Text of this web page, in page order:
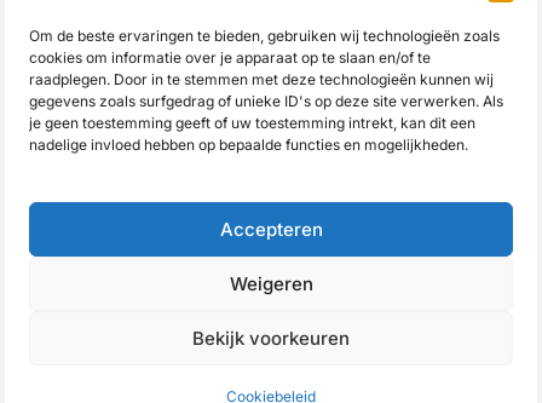
Om de beste ervaringen te bieden, gebruiken wij technologieën zoals
cookies om informatie over je apparaat op te slaan en/of te
raadplegen. Door in te stemmen met deze technologieën kunnen wij
gegevens zoals surfgedrag of unieke ID's op deze site verwerken. Als
je geen toestemming geeft of uw toestemming intrekt, kan dit een
nadelige invloed hebben op bepaalde functies en mogelijkheden.
Accepteren
Weigeren
Bekijk voorkeuren
Cookiebeleid
© 2026 JLink - Schakel naar Succes
Cookies